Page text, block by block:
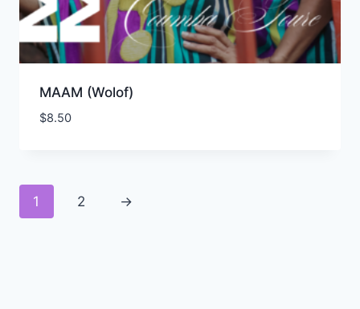
MAAM (Wolof)
$8.50
1 2 →